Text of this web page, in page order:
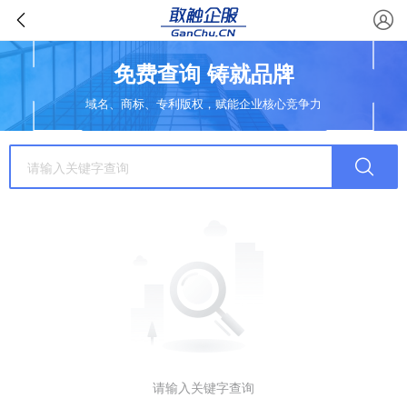
免费查询 铸就品牌
域名、商标、专利版权，赋能企业核心竞争力
请输入关键字查询